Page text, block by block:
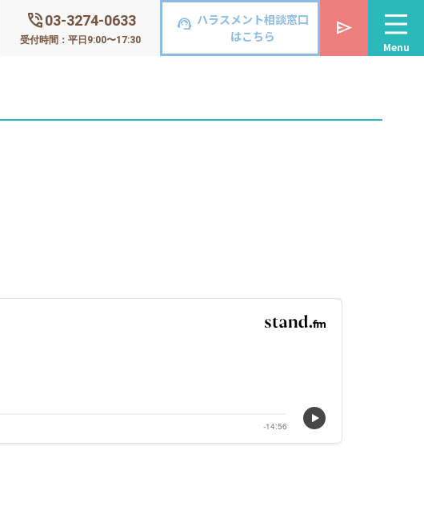
phone_in_talk03-3274-0633
受付時間：平日9:00〜17:30
support_agent ハラスメント相談窓口
はこちら
send
Menu